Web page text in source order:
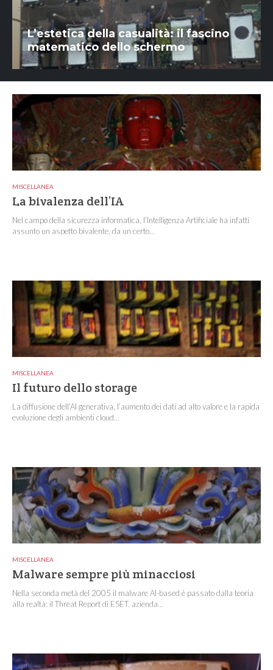
L’estetica della casualità: il fascino
matematico dello schermo
MISCELLANEA
La bivalenza dell’IA
Nel campo della sicurezza informatica, l’Intelligenza Artificiale ha infatti
assunto un aspetto bivalente, da un certo...
MISCELLANEA
Il futuro dello storage
La diffusione dell’AI generativa, l’aumento dei dati ad alto valore e la rapida
evoluzione degli ambienti cloud...
MISCELLANEA
Malware sempre più minacciosi
Nella seconda metà del 2005 il malware AI-based è passato dalla teoria
alla realtà: il Threat Report di ESET, azienda...